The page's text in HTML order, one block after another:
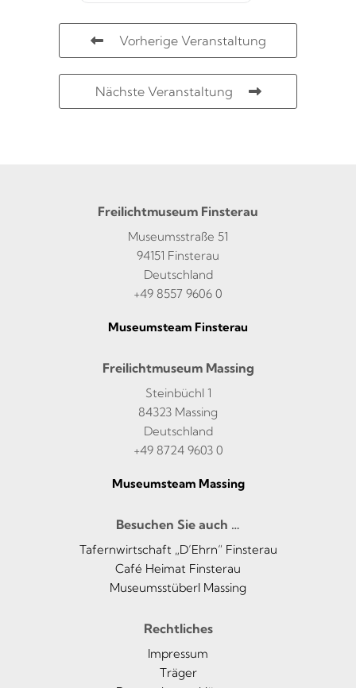
Vorherige Veranstaltung
Nächste Veranstaltung
Freilichtmuseum Finsterau
Museumsstraße 51
94151 Finsterau
Deutschland
+49 8557 9606 0
Museumsteam Finsterau
Freilichtmuseum Massing
Steinbüchl 1
84323 Massing
Deutschland
+49 8724 9603 0
Museumsteam Massing
Besuchen Sie auch …
Tafernwirtschaft „D’Ehrn“ Finsterau
Café Heimat Finsterau
Museumsstüberl Massing
Rechtliches
Impressum
Träger